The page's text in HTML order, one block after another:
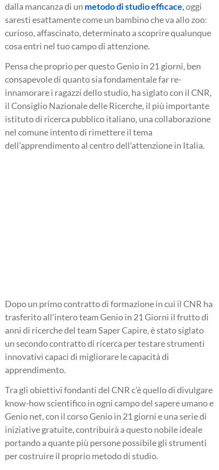
dalla mancanza di un metodo di studio efficace,oggi
saresti esattamente come un bambino che va allo zoo:
curioso, affascinato, determinato a scoprire qualunque
cosa entri nel tuo campo di attenzione.
Pensa che proprio per questo Genio in 21 giorni, ben
consapevole di quanto sia fondamentale far re-
innamorare i ragazzi dello studio, ha siglato con il CNR,
il Consiglio Nazionale delle Ricerche, il più importante
istituto di ricerca pubblico italiano, una collaborazione
nel comune intento di rimettere il tema
dell’apprendimento al centro dell’attenzione in Italia.
Dopo un primo contratto di formazione in cui il CNR ha
trasferito all’intero team Genio in 21 Giorni il frutto di
anni di ricerche del team Saper Capire, è stato siglato
un secondo contratto di ricerca per testare strumenti
innovativi capaci di migliorare le capacità di
apprendimento.
Tra gli obiettivi fondanti del CNR c’è quello di divulgare
know-how scientifico in ogni campo del sapere umano e
Genio net, con il corso Genio in 21 giorni e una serie di
iniziative gratuite, contribuirà a questo nobile ideale
portando a quante più persone possibile gli strumenti
per costruire il proprio metodo di studio.